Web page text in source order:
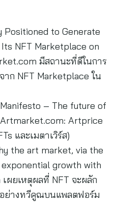
to Generate
NFT Marketplace on
มีสถานะที่ดีในการ
ก NFT Marketplace ใน
– The future of
Artprice
และเมตาเวิร์ส)
the art market, via the
growth with
ยเหตุผลที่ NFT จะผลัก
ย่างทวีคูณบนแพลตฟอร์ม